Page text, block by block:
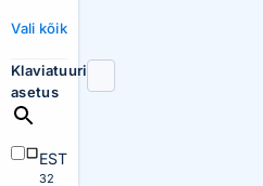
Vali kõik
Klaviatuuri
asetus
EST
32